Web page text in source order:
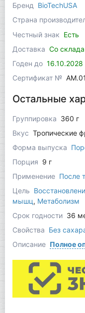
Бренд
BioTechUSA
Страна
Честный знак Есть
Доставка Со
Годен до 16.10.2028
Сертификат №
Остальные
Группировка 360 г
Вкус Тропические
Форма выпуска
Порция 9 г
Применение После
Цель
мышц, Метаболизм
Срок годности 36
Свойства Без
Описание Полное